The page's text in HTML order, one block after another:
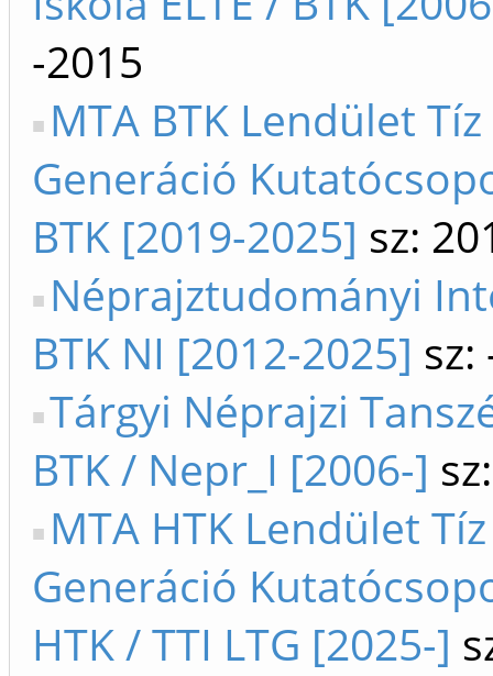
-2015
MTA BTK Lendület Tíz
Generáció
BTK [2019-2025] sz:
Néprajztudományi
BTK NI [2012-2025] sz:
Tárgyi Néprajzi
BTK / Nepr_I [2006-]
MTA HTK Lendület Tíz
Generáció
HTK / TTI LTG [2025-]